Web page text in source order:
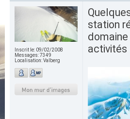
Inscrit le: 09/02/2008
Messages:7349
Localisation:Valberg
station
activités